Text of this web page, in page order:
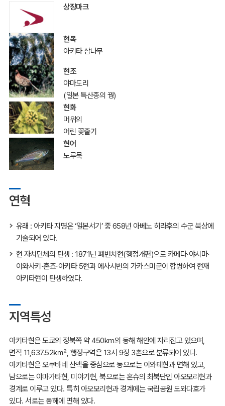
상징마크
현목
아키타 삼나무
현조
야마도리
(일본 특산종의 꿩)
현화
머위의
어린 꽃줄기
현어
도루묵
연혁
유래 : 아키타 지명은 ‘일본서기’ 중 658년 아베노 히라후의 수군 북상에
기술되어 있다.
현 자치단체의 탄생 : 1871년 폐번치현(행정개편)으로 카메다⋅야시마⋅
이와사키⋅혼죠⋅아키타 5현과 에사시번의 가카스미군이 합병하여 현재
아키타현이 탄생하였다.
지역특성
아키타현은 도쿄의 정북쪽 약 450km의 동해 해안에 자리잡고 있으며,
면적 11,637.52㎢, 행정구역은 13시 9정 3촌으로 분류되어 있다.
아키타현은 오쿠바네 산맥을 중심으로 동으로는 이와테현과 면해 있고,
남으로는 야마가타현, 미야기현, 북으로는 혼슈의 최북단인 아오모리현과
경계로 이루고 있다. 특히 아오모리현과 경계에는 국립공원 도와다호가
있다. 서로는 동해에 면해 있다.